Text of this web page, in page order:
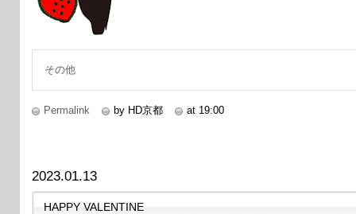
その他
Permalink by HD京都 at 19:00
2023.01.13
HAPPY VALENTINE